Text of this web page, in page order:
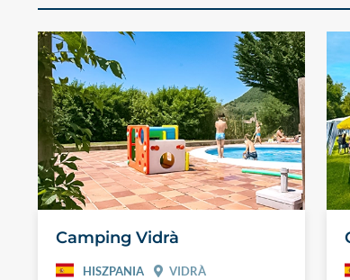
Camping Vidrà
HISZPANIA VIDRÀ